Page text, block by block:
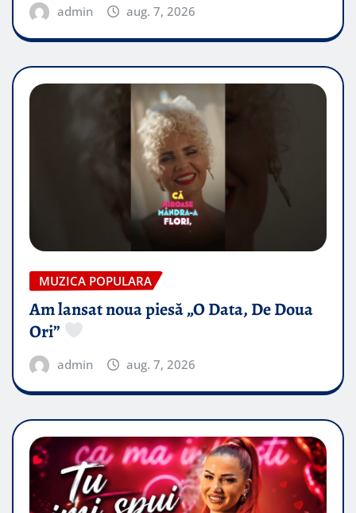
admin aug. 7, 2026
MUZICA POPULARA
Am lansat noua piesă „O Data, De Doua
Ori”
admin aug. 7, 2026